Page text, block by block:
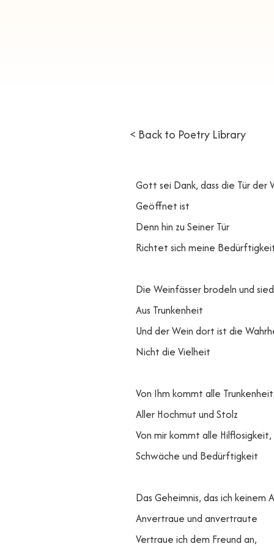
< Back to Poetry Library
Gott sei Dank, dass die Tür der
Geöffnet ist
Denn hin zu Seiner Tür
Richtet sich meine
Die Weinfässer brodeln und
Aus Trunkenheit
Und der Wein dort ist die
Nicht die Vielheit
Von Ihm kommt alle
Aller Hochmut und Stolz
Von mir kommt alle Hilflosigkeit,
Schwäche und Bedürftigkeit
Das Geheimnis, das ich keinem
Anvertraue und anvertraute
Vertraue ich dem Freund an,